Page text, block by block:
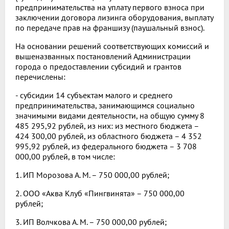
предпринимательства на уплату первого взноса при
заключении договора лизинга оборудования, выплату
по передаче прав на франшизу (паушальный взнос).
На основании решений соответствующих комиссий и
вышеназванных постановлений Администрации
города о предоставлении субсидий и грантов
перечислены:
- субсидии 14 субъектам малого и среднего
предпринимательства, занимающимся социально
значимыми видами деятельности, на общую сумму 8
485 295,92 рублей, из них: из местного бюджета –
424 300,00 рублей, из областного бюджета – 4 352
995,92 рублей, из федерального бюджета – 3 708
000,00 рублей, в том числе:
1. ИП Морозова А. М. – 750 000,00 рублей;
2. ООО «Аква Клуб «Пингвинята» – 750 000,00
рублей;
3. ИП Волчкова А. М. – 750 000,00 рублей;